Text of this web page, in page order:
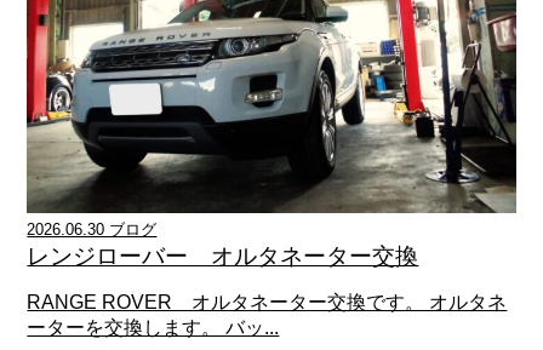
2026.06.30 ブログ
レンジローバー オルタネーター交換
RANGE ROVER オルタネーター交換です。 オルタネ
ーターを交換します。 バッ...